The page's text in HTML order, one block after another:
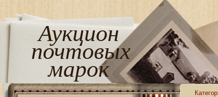
Аукцион
почтовых
марок